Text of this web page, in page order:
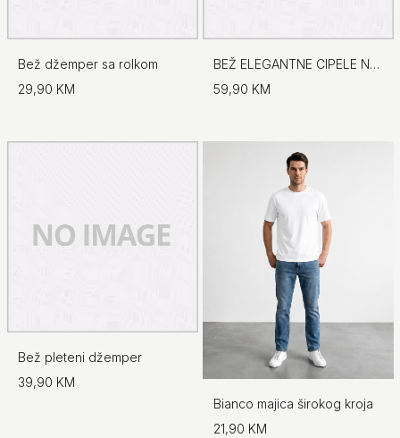
Bež džemper sa rolkom
29,90 KM
BEŽ ELEGANTNE CIPELE NA ŠPIC
59,90 KM
Bež pleteni džemper
39,90 KM
Bianco majica širokog kroja
21,90 KM